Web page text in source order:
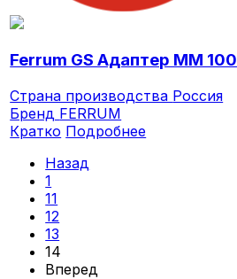
Ferrum GS Адаптер ММ 100
Страна производства Россия
Бренд FERRUM
Кратко Подробнее
Назад
1
11
12
13
14
Вперед